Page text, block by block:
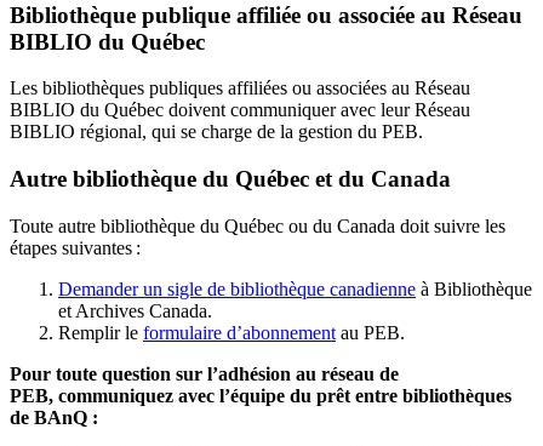
Bibliothèque publique affiliée ou associée au Réseau
BIBLIO du Québec
Les bibliothèques publiques affiliées ou associées au Réseau
BIBLIO du Québec doivent communiquer avec leur Réseau
BIBLIO régional, qui se charge de la gestion du PEB.
Autre bibliothèque du Québec et du Canada
Toute autre bibliothèque du Québec ou du Canada doit suivre les
étapes suivantes :
Demander un sigle de bibliothèque canadienne à Bibliothèque
et Archives Canada.
Remplir le formulaire d’abonnement au PEB.
Pour toute question sur l’adhésion au réseau de
PEB, communiquez avec l’équipe du prêt entre bibliothèques
de BAnQ :